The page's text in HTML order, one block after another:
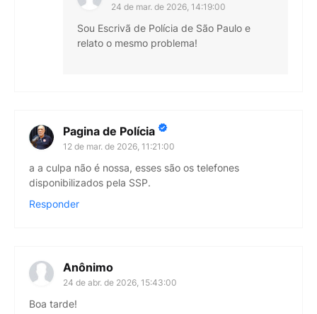
24 de mar. de 2026, 14:19:00
Sou Escrivã de Polícia de São Paulo e
relato o mesmo problema!
Pagina de Polícia
12 de mar. de 2026, 11:21:00
a a culpa não é nossa, esses são os telefones
disponibilizados pela SSP.
Responder
Anônimo
24 de abr. de 2026, 15:43:00
Boa tarde!